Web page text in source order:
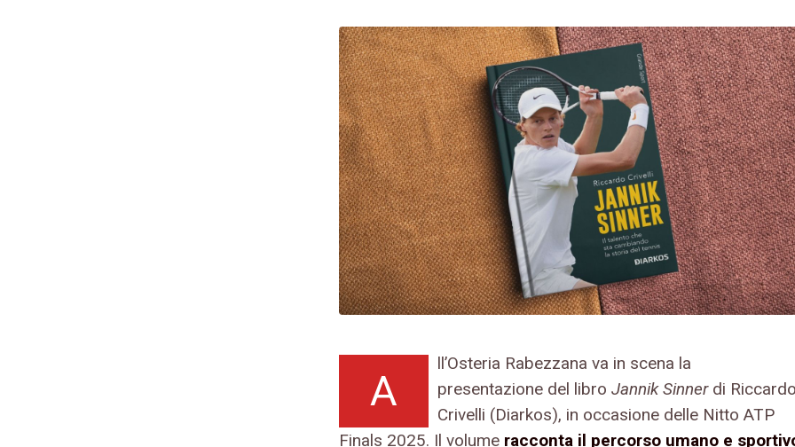
A
ll’Osteria Rabezzana va in scena la
presentazione del libro Jannik Sinnerdi
Crivelli (Diarkos), in occasione delle Nitto ATP
Finals 2025. Il volume racconta il percorso umano e